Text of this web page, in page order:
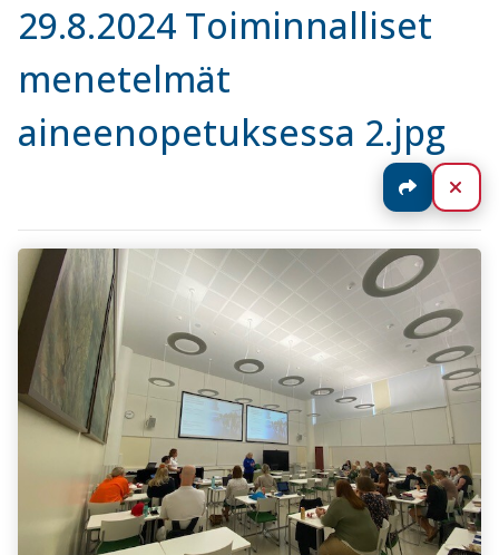
29.8.2024 Toiminnalliset
menetelmät
aineenopetuksessa 2.jpg
Jaa